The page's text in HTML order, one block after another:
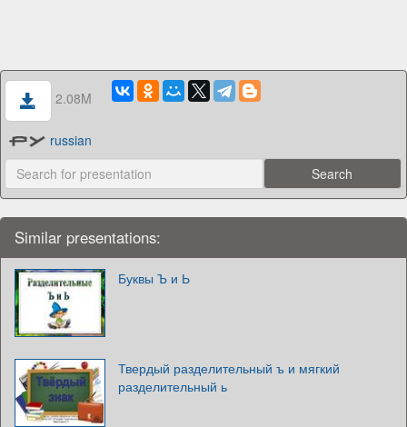
2.08M
russian
Similar presentations:
Буквы Ъ и Ь
Твердый разделительный ъ и мягкий
разделительный ь